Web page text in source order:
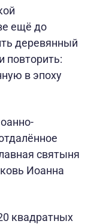
ещё до
деревянный
повторить:
в эпоху
святыня
Иоанна
квадратных